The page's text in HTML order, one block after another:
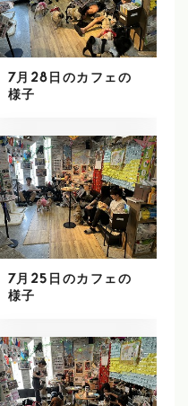
7月28日のカフェの
様子
7月25日のカフェの
様子